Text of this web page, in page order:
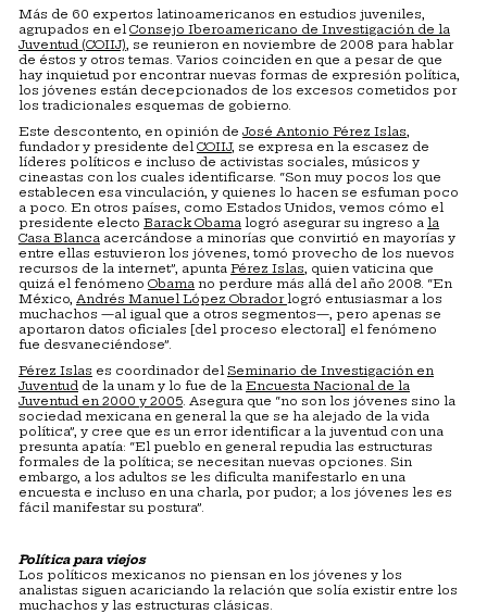
Más de 60 expertos latinoamericanos en estudios juveniles,
agrupados en elConsejo Iberoamericano de Investigación de la
Juventud (COIIJ), se reunieron en noviembre de 2008 para hablar
de éstos y otros temas. Varios coinciden en que a pesar de que
hay inquietud por encontrar nuevas formas de expresión política,
los jóvenes están decepcionados de los excesos cometidos por
los tradicionales esquemas de gobierno.
Este descontento, en opinión de José Antonio Pérez Islas,
fundador y presidente delCOIIJ, se expresa en la escasez de
líderes políticos e incluso de activistas sociales, músicos y
cineastas con los cuales identificarse. “Son muy pocos los que
establecen esa vinculación, y quienes lo hacen se esfuman poco
a poco. En otros países, como Estados Unidos, vemos cómo el
presidente electo Barack Obama logró asegurar su ingreso a la
Casa Blanca acercándose a minorías que convirtió en mayorías y
entre ellas estuvieron los jóvenes, tomó provecho de los nuevos
recursos de la internet”, apunta Pérez Islas, quien vaticina que
quizá el fenómeno Obama no perdure más allá del año 2008. “En
México, Andrés Manuel López Obradorlogró entusiasmar a los
muchachos —al igual que a otros segmentos—, pero apenas se
aportaron datos oficiales [del proceso electoral] el fenómeno
fue desvaneciéndose”.
Pérez Islas es coordinador del Seminario de Investigación en
Juventud de la unam y lo fue de la Encuesta Nacional de la
Juventud en 2000 y 2005. Asegura que “no son los jóvenes sino la
sociedad mexicana en general la que se ha alejado de la vida
política”, y cree que es un error identificar a la juventud con una
presunta apatía: “El pueblo en general repudia las estructuras
formales de la política; se necesitan nuevas opciones. Sin
embargo, a los adultos se les dificulta manifestarlo en una
encuesta e incluso en una charla, por pudor; a los jóvenes les es
fácil manifestar su postura”.
Política para viejos
Los políticos mexicanos no piensan en los jóvenes y los
analistas siguen acariciando la relación que solía existir entre los
muchachos y las estructuras clásicas.